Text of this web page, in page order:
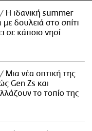
Η ιδανική summer
με δουλειά στο σπίτι
σε κάποιο νησί
Μια νέα οπτική της
Gen Zs και
το τοπίο της